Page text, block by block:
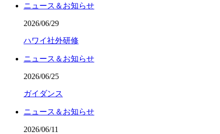
ニュース＆お知らせ
2026/06/29
ハワイ社外研修
ニュース＆お知らせ
2026/06/25
ガイダンス
ニュース＆お知らせ
2026/06/11